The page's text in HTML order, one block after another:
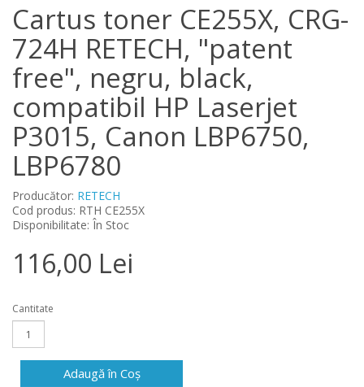
Cartus toner CE255X, CRG-
724H RETECH, "patent
free", negru, black,
compatibil HP Laserjet
P3015, Canon LBP6750,
LBP6780
Producător: RETECH
Cod produs: RTH CE255X
Disponibilitate: În Stoc
116,00 Lei
Cantitate
Adaugă în Coş